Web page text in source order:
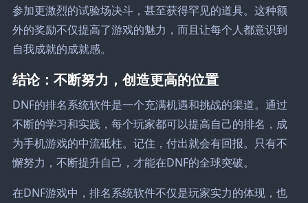
参加更激烈的试验场决斗，甚至获得罕见的道具。这种额
外的奖励不仅提高了游戏的魅力，而且让每个人都意识到
自我成就的成就感。
结论：不断努力，创造更高的位置
DNF的排名系统软件是一个充满机遇和挑战的渠道。通过
不断的学习和实践，每个玩家都可以提高自己的排名，成
为手机游戏的中流砥柱。记住，付出就会有回报。只有不
懈努力，不断提升自己，才能在DNF的全球突破。
在DNF游戏中，排名系统软件不仅是玩家实力的体现，也